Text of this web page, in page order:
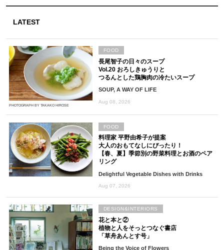
LATEST
PHOTOGRAPH BY TAKAKO HIROSE
長尾智子の日々のスープ
Vol.20 おろしきゅうりと
つるんとした鶏胸肉の冷たいスープ
SOUP, A WAY OF LIFE
Aug 08, 2026
FOOD
料理家 平野由希子が提案
大人のおもてなしにぴったり！
【春、夏】季節別の野菜料理とお酒のペア
リング
Delightful Vegetable Dishes with Drinks
Aug 07, 2026
FOOD
花と本と②
植物と人をそっとつなぐ書店
「草舟あんとす号」
Being the Voice of Flowers
DESIGN&INTERIORS